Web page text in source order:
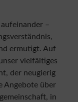
–
ermutigt. Auf
vielfältiges
der neugierig
Angebote über
in